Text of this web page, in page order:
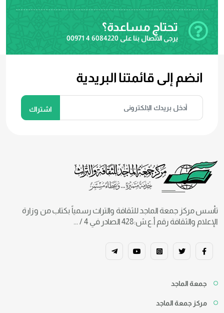
تحتاج مساعدة؟
يرجى الاتصال بنا على 00971 4 6084220
انضم إلى قائمتنا البريدية
تأسس مركز جمعة الماجد للثقافة والتراث رسمياً بكتاب من وزارة
الإعلام والثقافة رقم أ.ع.ش:428 الصادر في 4 / ...
جمعة الماجد
مركز جمعة الماجد